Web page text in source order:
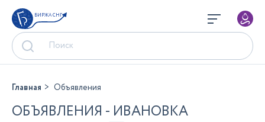
БИРЖА СНГ
Главная Объявления
ОБЪЯВЛЕНИЯ - ИВАНОВКА